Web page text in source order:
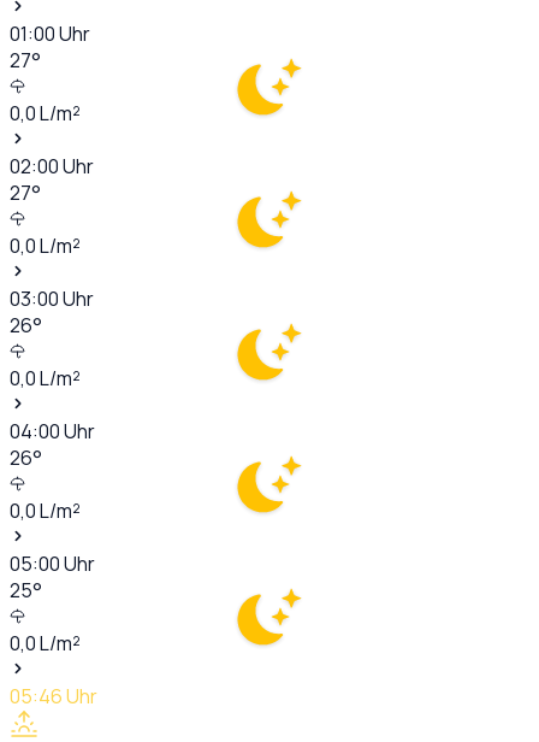
01:00Uhr
27°
0,0L/m²
02:00Uhr
27°
0,0L/m²
03:00Uhr
26°
0,0L/m²
04:00Uhr
26°
0,0L/m²
05:00Uhr
25°
0,0L/m²
05:46Uhr